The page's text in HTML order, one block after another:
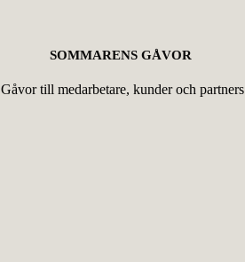
SOMMARENS GÅVOR
Gåvor till medarbetare, kunder och partners